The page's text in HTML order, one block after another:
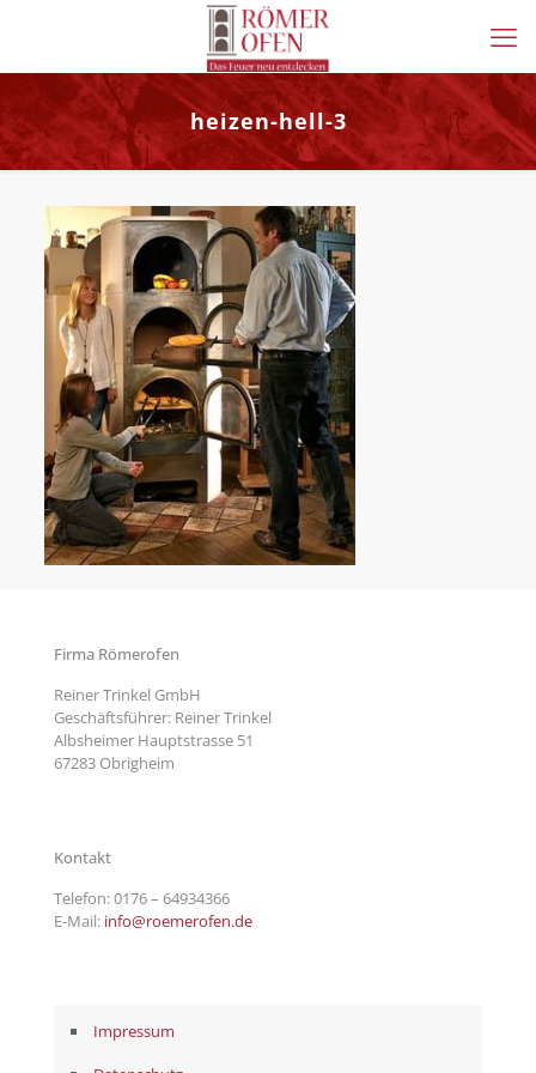
heizen-hell-3
Firma Römerofen
Reiner Trinkel GmbH
Geschäftsführer: Reiner Trinkel
Albsheimer Hauptstrasse 51
67283 Obrigheim
Kontakt
Telefon:0176 – 64934366
E-Mail: info@roemerofen.de
Impressum